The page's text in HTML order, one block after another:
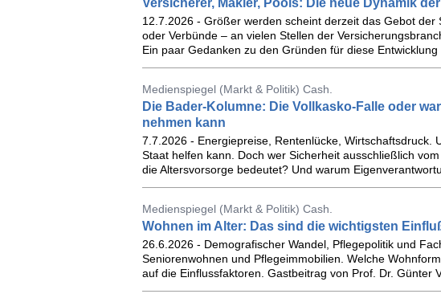
Versicherer, Makler, Pools: Die neue Dynamik
12.7.2026 - Größer werden scheint derzeit das Gebot der
oder Verbünde – an vielen Stellen der
Ein paar Gedanken zu den Gründen für diese
Medienspiegel (Markt & Politik) Cash.
Die Bader-Kolumne: Die Vollkasko-Falle oder
nehmen kann
7.7.2026 - Energiepreise, Rentenlücke, Wirtschaftsdruck.
Staat helfen kann. Doch wer Sicherheit ausschließlich
die Altersvorsorge bedeutet? Und warum
Medienspiegel (Markt & Politik) Cash.
Wohnen im Alter: Das sind die wichtigsten
26.6.2026 - Demografischer Wandel, Pflegepolitik und
Seniorenwohnen und Pflegeimmobilien. Welche
auf die Einflussfaktoren. Gastbeitrag von Prof. Dr. Günter